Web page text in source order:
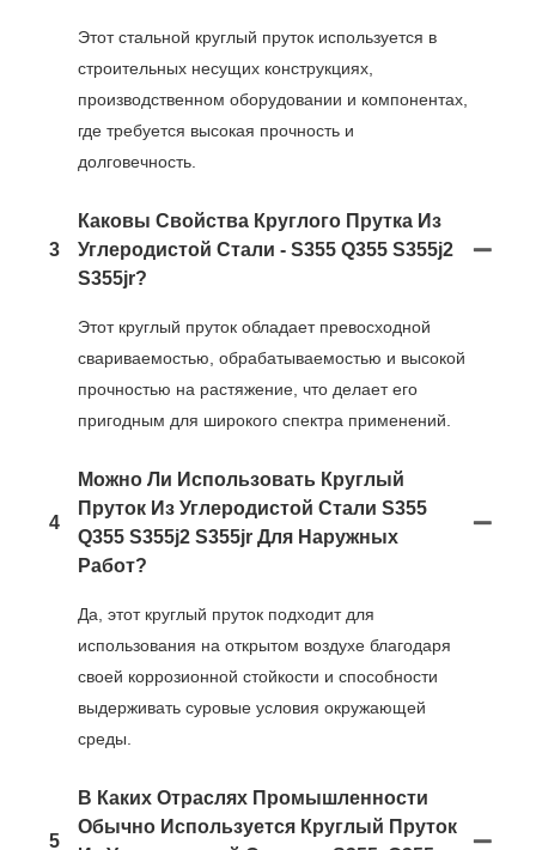
Этот стальной круглый пруток используется в
строительных несущих конструкциях,
производственном оборудовании и компонентах,
где требуется высокая прочность и
долговечность.
3
Каковы Свойства Круглого Прутка Из
Углеродистой Стали - S355 Q355 S355j2
S355jr?
Этот круглый пруток обладает превосходной
свариваемостью, обрабатываемостью и высокой
прочностью на растяжение, что делает его
пригодным для широкого спектра применений.
4
Можно Ли Использовать Круглый
Пруток Из Углеродистой Стали S355
Q355 S355j2 S355jr Для Наружных
Работ?
Да, этот круглый пруток подходит для
использования на открытом воздухе благодаря
своей коррозионной стойкости и способности
выдерживать суровые условия окружающей
среды.
5
В Каких Отраслях Промышленности
Обычно Используется Круглый Пруток